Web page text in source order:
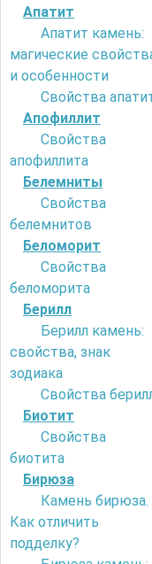
Апатит
Апатит камень:
магические
и особенности
Свойства
Апофиллит
Свойства
апофиллита
Белемниты
Свойства
белемнитов
Беломорит
Свойства
беломорита
Берилл
Берилл камень:
свойства, знак
зодиака
Свойства
Биотит
Свойства
биотита
Бирюза
Камень бирюза.
Как отличить
подделку?